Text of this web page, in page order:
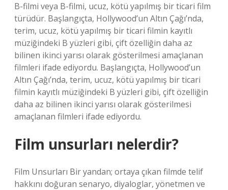
B-filmi veya B-filmi, ucuz, kötü yapılmış bir ticari film
türüdür. Başlangıçta, Hollywood’un Altın Çağı’nda,
terim, ucuz, kötü yapılmış bir ticari filmin kayıtlı
müziğindeki B yüzleri gibi, çift özelliğin daha az
bilinen ikinci yarısı olarak gösterilmesi amaçlanan
filmleri ifade ediyordu. Başlangıçta, Hollywood’un
Altın Çağı’nda, terim, ucuz, kötü yapılmış bir ticari
filmin kayıtlı müziğindeki B yüzleri gibi, çift özelliğin
daha az bilinen ikinci yarısı olarak gösterilmesi
amaçlanan filmleri ifade ediyordu.
Film unsurları nelerdir?
Film Unsurları Bir yandan; ortaya çıkan filmde telif
hakkını doğuran senaryo, diyaloglar, yönetmen ve